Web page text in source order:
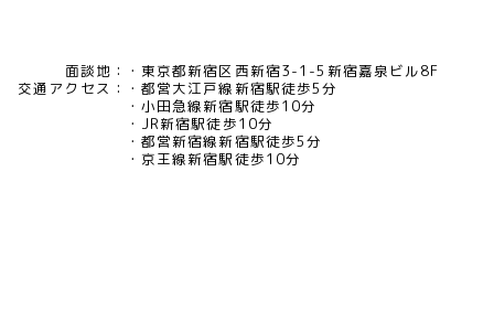
面談地：
東京都新宿区西新宿3-1-5新宿嘉泉ビル8F
交通アクセス：
都営大江戸線新宿駅徒歩5分
小田急線新宿駅徒歩10分
JR新宿駅徒歩10分
都営新宿線新宿駅徒歩5分
京王線新宿駅徒歩10分